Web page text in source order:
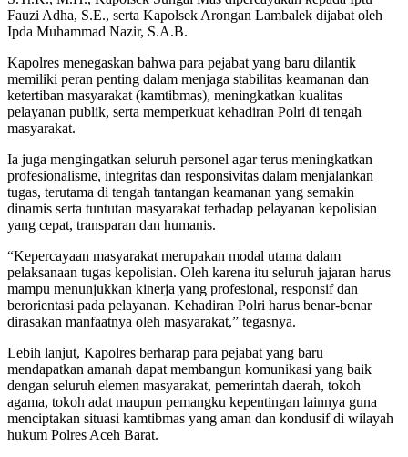
Fauzi Adha, S.E., serta Kapolsek Arongan Lambalek dijabat oleh
Ipda Muhammad Nazir, S.A.B.
Kapolres menegaskan bahwa para pejabat yang baru dilantik
memiliki peran penting dalam menjaga stabilitas keamanan dan
ketertiban masyarakat (kamtibmas), meningkatkan kualitas
pelayanan publik, serta memperkuat kehadiran Polri di tengah
masyarakat.
Ia juga mengingatkan seluruh personel agar terus meningkatkan
profesionalisme, integritas dan responsivitas dalam menjalankan
tugas, terutama di tengah tantangan keamanan yang semakin
dinamis serta tuntutan masyarakat terhadap pelayanan kepolisian
yang cepat, transparan dan humanis.
“Kepercayaan masyarakat merupakan modal utama dalam
pelaksanaan tugas kepolisian. Oleh karena itu seluruh jajaran harus
mampu menunjukkan kinerja yang profesional, responsif dan
berorientasi pada pelayanan. Kehadiran Polri harus benar-benar
dirasakan manfaatnya oleh masyarakat,” tegasnya.
Lebih lanjut, Kapolres berharap para pejabat yang baru
mendapatkan amanah dapat membangun komunikasi yang baik
dengan seluruh elemen masyarakat, pemerintah daerah, tokoh
agama, tokoh adat maupun pemangku kepentingan lainnya guna
menciptakan situasi kamtibmas yang aman dan kondusif di wilayah
hukum Polres Aceh Barat.